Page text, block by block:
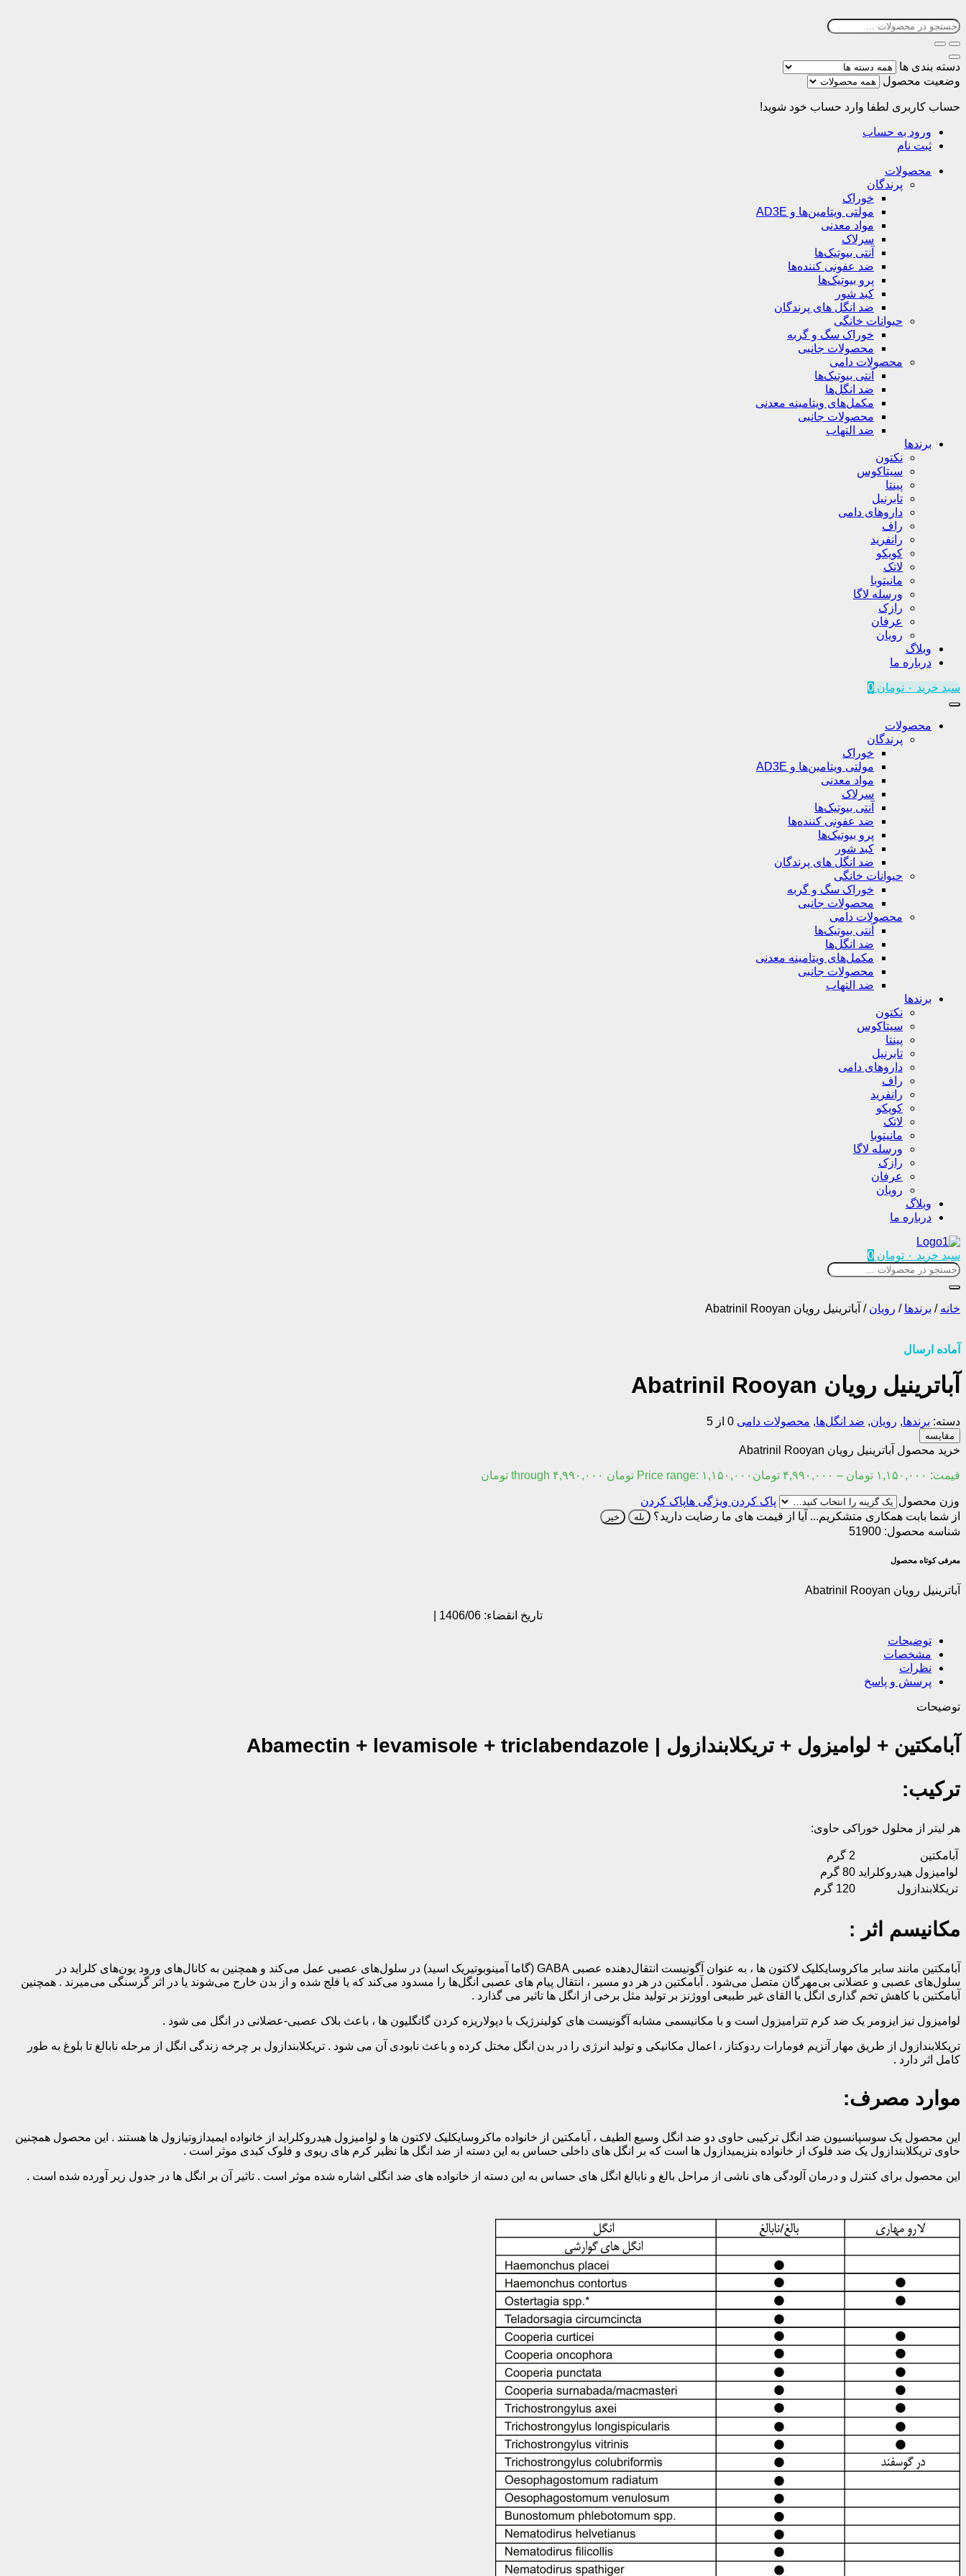
دسته بندی ها
وضعیت محصول
حساب کاربری لطفا وارد حساب خود شوید!
ورود به حساب
ثبت نام
محصولات
پرندگان
خوراک
مولتی ویتامین‌ها و AD3E
مواد معدنی
سرلاک
آنتی بیوتیک‌ها
ضد عفونی کننده‌ها
پرو بیوتیک‌ها
کبد شور
ضد انگل های پرندگان
حیوانات خانگی
خوراک سگ و گربه
محصولات جانبی
محصولات دامی
آنتی بیوتیک‌ها
ضد انگل‌ها
مکمل‌های ویتامینه معدنی
محصولات جانبی
ضد التهاب
برندها
نکتون
سیتاکوس
پینتا
تابرنیل
داروهای دامی
راف
رانفرید
کویکو
لاتک
مانیتوبا
ورسله لاگا
رازک
عرفان
رویان
وبلاگ
درباره ما
سبد خرید ۰ تومان 0
محصولات
پرندگان
خوراک
مولتی ویتامین‌ها و AD3E
مواد معدنی
سرلاک
آنتی بیوتیک‌ها
ضد عفونی کننده‌ها
پرو بیوتیک‌ها
کبد شور
ضد انگل های پرندگان
حیوانات خانگی
خوراک سگ و گربه
محصولات جانبی
محصولات دامی
آنتی بیوتیک‌ها
ضد انگل‌ها
مکمل‌های ویتامینه معدنی
محصولات جانبی
ضد التهاب
برندها
نکتون
سیتاکوس
پینتا
تابرنیل
داروهای دامی
راف
رانفرید
کویکو
لاتک
مانیتوبا
ورسله لاگا
رازک
عرفان
رویان
وبلاگ
درباره ما
سبد خرید ۰ تومان 0
خانه / برندها / رویان / آباترینیل رویان Abatrinil Rooyan
آماده ارسال
آباترینیل رویان Abatrinil Rooyan
دسته: برندها, رویان, ضد انگل‌ها, محصولات دامی 0 از 5
مقایسه
خرید محصول آباترینیل رویان Abatrinil Rooyan
قیمت: ۱,۱۵۰,۰۰۰ تومان – ۴,۹۹۰,۰۰۰ تومان Price range: ۱,۱۵۰,۰۰۰ تومان through ۴,۹۹۰,۰۰۰ تومان
وزن محصول
پاک کردن
از شما بابت همکاری متشکریم... آیا از قیمت های ما رضایت دارید؟ بله خیر
شناسه محصول: 51900
معرفی کوتاه محصول
آباترینیل رویان Abatrinil Rooyan
تاریخ انقضاء: 1406/06 |
توضیحات
مشخصات
نظرات
پرسش و پاسخ
توضیحات
آبامکتین + لوامیزول + تریکلابندازول | Abamectin + levamisole + triclabendazole
ترکیب:
هر لیتر از محلول خوراکی حاوی:
آبامکتین
2 گرم
لوامیزول هیدروکلراید 80 گرم
تریکلابندازول
120 گرم
مکانیسم اثر :
آبامکتین مانند سایر ماکروسایکلیک لاکتون ها ، به عنوان آگونیست انتقال‌دهنده عصبی ‌GABA‌ (گاما آمینوبوتیریک اسید) در سلول‌های عصبی عمل می‌کند و همچنین به کانال‌های ورود یون‌های کلراید در
سلول‌های عصبی و عضلانی بی‌مهرگان متصل می‌شود . آبامکتین در هر دو مسیر ، انتقال پیام های عصبی انگل‌ها را مسدود می‌کند که یا فلج شده و از بدن خارج می‌شوند یا در اثر گرسنگی می‌میرند . همچنین
آبامکتین با کاهش تخم گذاری انگل یا القای غیر طبیعی اووژنز بر تولید مثل برخی از انگل ها تاثیر می گذارد .
لوامیزول نیز ایزومر یک ضد کرم تترامیزول است و با مکانیسمی مشابه آگونیست های کولینرژیک با دپولاریزه کردن گانگلیون ها ، باعث بلاک عصبی-عضلانی در انگل می شود .
تریکلابندازول از طریق مهار آنزیم فومارات ردوکتاز ، اعمال مکانیکی و تولید انرژی را در بدن انگل مختل کرده و باعث نابودی آن می شود . تریکلابندازول بر چرخه زندگی انگل از مرحله نابالغ تا بلوغ به طور
کامل اثر دارد .
موارد مصرف:
این محصول یک سوسپانسیون ضد انگل ترکیبی حاوی دو ضد انگل وسیع الطیف ، آبامکتین از خانواده ماکروسایکلیک لاکتون ها و لوامیزول هیدروکلراید از خانواده ایمیدازوتیازول ها هستند . این محصول همچنین
حاوی تریکلابندازول یک ضد فلوک از خانواده بنزیمیدازول ها است که بر انگل های داخلی حساس به این دسته از ضد انگل ها نظیر کرم های ریوی و فلوک کبدی موثر است .
این محصول برای کنترل و درمان آلودگی های ناشی از مراحل بالغ و نابالغ انگل های حساس به این دسته از خانواده های ضد انگلی اشاره شده موثر است . تاثیر آن بر انگل ها در جدول زیر آورده شده است .